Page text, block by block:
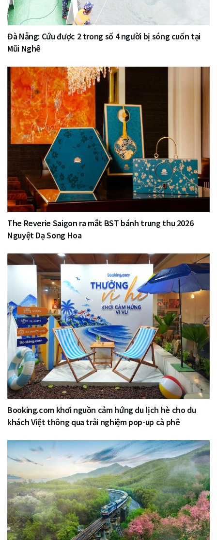
Đà Nẵng: Cứu được 2 trong số 4 người bị sóng cuốn tại
Mũi Nghê
The Reverie Saigon ra mắt BST bánh trung thu 2026
Nguyệt Dạ Song Hoa
Booking.com khơi nguồn cảm hứng du lịch hè cho du
khách Việt thông qua trải nghiệm pop-up cà phê